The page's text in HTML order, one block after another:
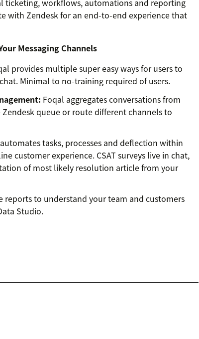
ticketing, workflows, automations and reporting
with Zendesk for an end-to-end experience that
Messaging Channels
provides multiple super easy ways for users to
Minimal to no-training required of users.
Foqal aggregates conversations from
queue or route different channels to
tasks, processes and deflection within
customer experience. CSAT surveys live in chat,
of most likely resolution article from your
reports to understand your team and customers
Studio.